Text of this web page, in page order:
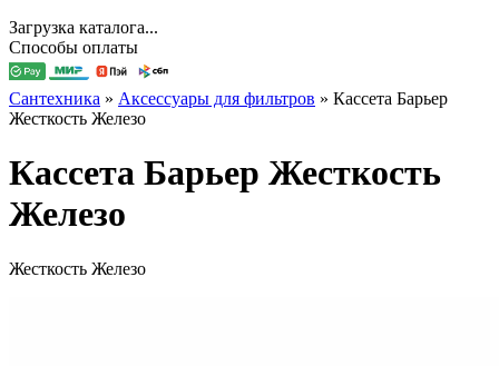
Загрузка каталога...
Способы оплаты
Сантехника » Аксессуары для фильтров » Кассета Барьер
Жесткость Железо
Кассета Барьер Жесткость
Железо
Жесткость Железо